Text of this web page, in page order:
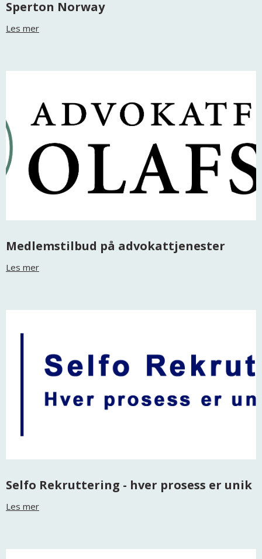
Sperton Norway
Les mer
Medlemstilbud på advokattjenester
Les mer
Selfo Rekruttering - hver prosess er unik
Les mer